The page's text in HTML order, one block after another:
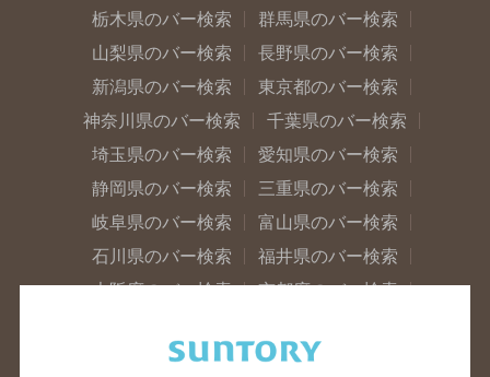
栃木県のバー検索
群馬県のバー検索
山梨県のバー検索
長野県のバー検索
新潟県のバー検索
東京都のバー検索
神奈川県のバー検索
千葉県のバー検索
埼玉県のバー検索
愛知県のバー検索
静岡県のバー検索
三重県のバー検索
岐阜県のバー検索
富山県のバー検索
石川県のバー検索
福井県のバー検索
大阪府のバー検索
京都府のバー検索
滋賀県のバー検索
和歌山県のバー検索